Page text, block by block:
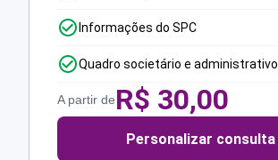
Informações do SPC
Quadro societário e administrativo
A partir deR$ 30,00
Personalizar consulta